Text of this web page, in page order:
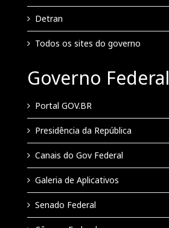
Detran
Todos os sites do governo
Governo Federal
Portal GOV.BR
Presidência da República
Canais do Gov Federal
Galeria de Aplicativos
Senado Federal